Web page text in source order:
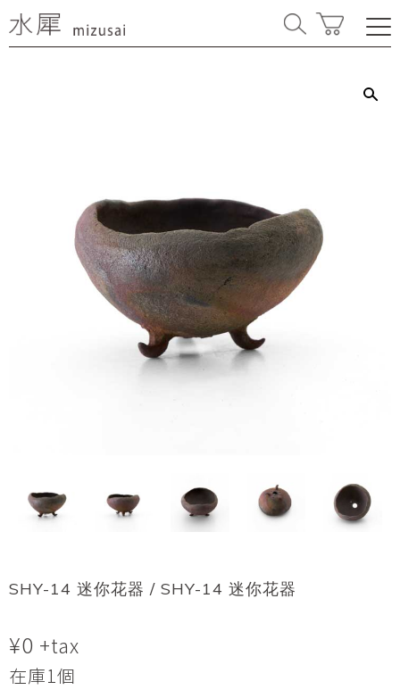
SHY-14 迷你花器 / SHY-14 迷你花器
¥0 +tax
在庫1個